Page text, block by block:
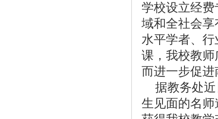
学校设立经
域和全社会
水平学者、
课，我校教
而进一步促
据教务处
生见面的名